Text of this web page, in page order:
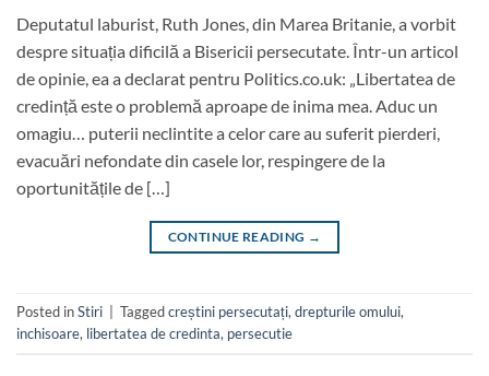
Deputatul laburist, Ruth Jones, din Marea Britanie, a vorbit
despre situația dificilă a Bisericii persecutate. Într-un articol
de opinie, ea a declarat pentru Politics.co.uk: „Libertatea de
credință este o problemă aproape de inima mea. Aduc un
omagiu… puterii neclintite a celor care au suferit pierderi,
evacuări nefondate din casele lor, respingere de la
oportunitățile de […]
CONTINUE READING →
Posted inStiri Taggedcreștini persecutați, drepturile omului,
inchisoare, libertatea de credinta, persecutie